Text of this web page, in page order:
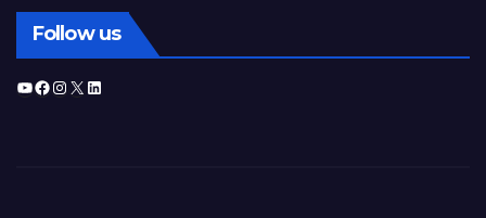
Follow us
YouTube
Facebook
Instagram
X LinkedIn